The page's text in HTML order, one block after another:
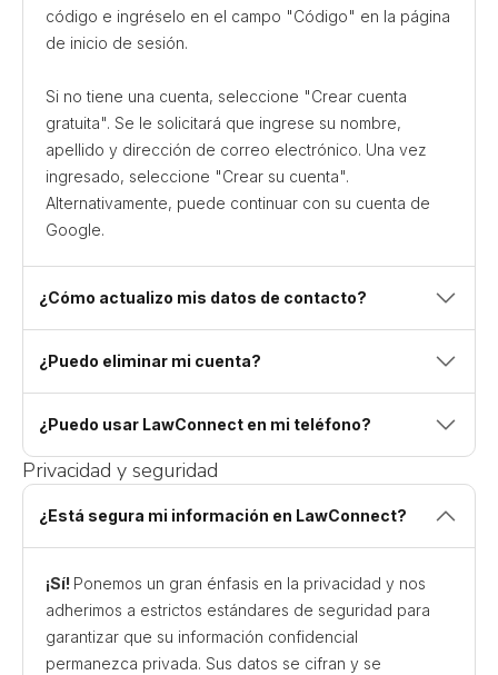
código e ingréselo en el campo "Código" en la página
de inicio de sesión.
Si no tiene una cuenta, seleccione "Crear cuenta
gratuita". Se le solicitará que ingrese su nombre,
apellido y dirección de correo electrónico. Una vez
ingresado, seleccione "Crear su cuenta".
Alternativamente, puede continuar con su cuenta de
Google.
¿Cómo actualizo mis datos de contacto?
¿Puedo eliminar mi cuenta?
¿Puedo usar LawConnect en mi teléfono?
Privacidad y seguridad
¿Está segura mi información en LawConnect?
¡Sí! Ponemos un gran énfasis en la privacidad y nos
adherimos a estrictos estándares de seguridad para
garantizar que su información confidencial
permanezca privada. Sus datos se cifran y se